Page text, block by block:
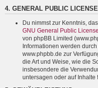
4. GENERAL PUBLIC LICENSE
Du nimmst zur Kenntnis,
GNU General Public
von phpBB Limited
Informationen werden
www.phpbb.de zur
die Art und Weise, wie die
insbesondere die
untersagen oder auf Inhalte